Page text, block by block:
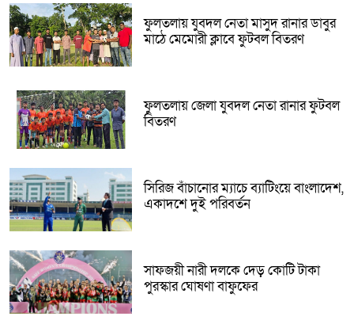
ফুলতলায় যুবদল নেতা মাসুদ রানার ডাবুর
মাঠে মেমোরী ক্লাবে ফুটবল বিতরণ
ফুলতলায় জেলা যুবদল নেতা রানার ফুটবল
বিতরণ
সিরিজ বাঁচানোর ম্যাচে ব্যাটিংয়ে বাংলাদেশ,
একাদশে দুই পরিবর্তন
সাফজয়ী নারী দলকে দেড় কোটি টাকা
পুরস্কার ঘোষণা বাফুফের